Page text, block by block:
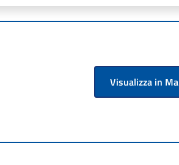
Visualizza in